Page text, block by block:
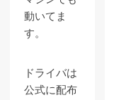
動いてま
す。
ドライバは
公式に配布